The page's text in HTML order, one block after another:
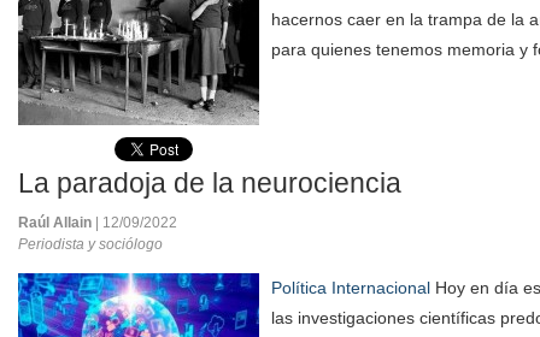
hacernos caer en la trampa de la
para quienes tenemos memoria y
La paradoja de la neurociencia
Raúl Allain
| 12/09/2022
Periodista y sociólogo
Política Internacional Hoy en día
las investigaciones científicas